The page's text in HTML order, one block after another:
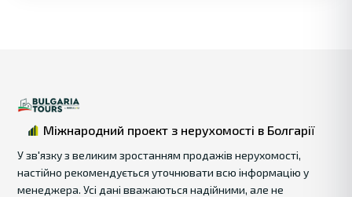
Міжнародний проект з нерухомості в Болгарії
У зв'язку з великим зростанням продажів нерухомості,
настійно рекомендується уточнювати всю інформацію у
менеджера. Усі дані вважаються надійними, але не